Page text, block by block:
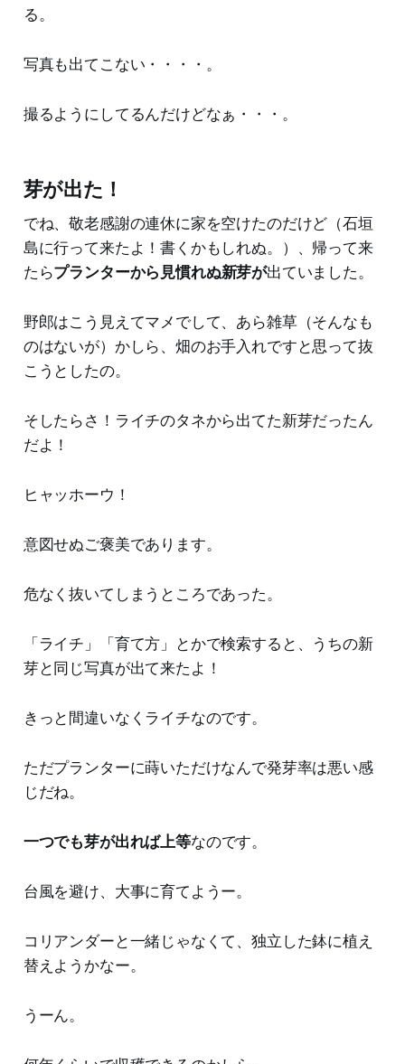
る。
写真も出てこない・・・・。
撮るようにしてるんだけどなぁ・・・。
芽が出た！
でね、敬老感謝の連休に家を空けたのだけど（石垣
島に行って来たよ！書くかもしれぬ。）、帰って来
たらプランターから見慣れぬ新芽が出ていました。
野郎はこう見えてマメでして、あら雑草（そんなも
のはないが）かしら、畑のお手入れですと思って抜
こうとしたの。
そしたらさ！ライチのタネから出てた新芽だったん
だよ！
ヒャッホーウ！
意図せぬご褒美であります。
危なく抜いてしまうところであった。
「ライチ」「育て方」とかで検索すると、うちの新
芽と同じ写真が出て来たよ！
きっと間違いなくライチなのです。
ただプランターに蒔いただけなんで発芽率は悪い感
じだね。
一つでも芽が出れば上等なのです。
台風を避け、大事に育てようー。
コリアンダーと一緒じゃなくて、独立した鉢に植え
替えようかなー。
うーん。